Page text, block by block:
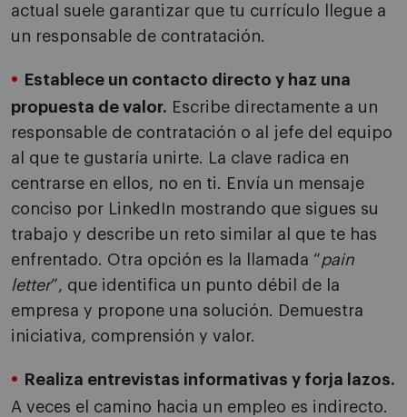
actual suele garantizar que tu currículo llegue a
un responsable de contratación.
Establece un contacto directo y haz una
propuesta de valor. Escribe directamente a un
responsable de contratación o al jefe del equipo
al que te gustaría unirte. La clave radica en
centrarse en ellos, no en ti. Envía un mensaje
conciso por LinkedIn mostrando que sigues su
trabajo y describe un reto similar al que te has
enfrentado. Otra opción es la llamada “pain
letter”, que identifica un punto débil de la
empresa y propone una solución. Demuestra
iniciativa, comprensión y valor.
Realiza entrevistas informativas y forja lazos.
A veces el camino hacia un empleo es indirecto.